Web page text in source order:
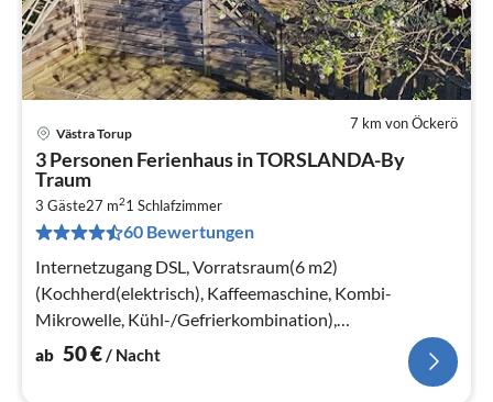
7 km von Öckerö
Västra Torup
3 Personen Ferienhaus in TORSLANDA-By
Traum
3 Gäste27 m21 Schlafzimmer
60 Bewertungen
Internetzugang DSL, Vorratsraum(6 m2)
(Kochherd(elektrisch), Kaffeemaschine, Kombi-
Mikrowelle, Kühl-/Gefrierkombination),
Wohn-/Schlafzimmer(15 m2)
ab 50€/ Nacht